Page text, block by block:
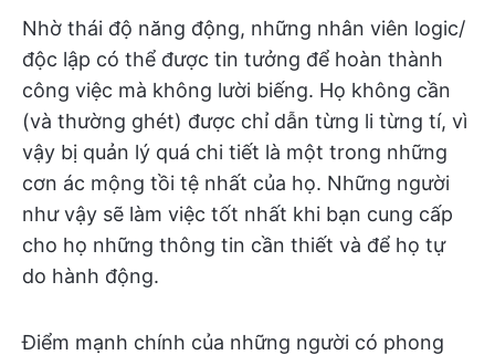
Nhờ thái độ năng động, những nhân viên logic/
độc lập có thể được tin tưởng để hoàn thành
công việc mà không lười biếng. Họ không cần
(và thường ghét) được chỉ dẫn từng li từng tí, vì
vậy bị quản lý quá chi tiết là một trong những
cơn ác mộng tồi tệ nhất của họ. Những người
như vậy sẽ làm việc tốt nhất khi bạn cung cấp
cho họ những thông tin cần thiết và để họ tự
do hành động.
Điểm mạnh chính của những người có phong